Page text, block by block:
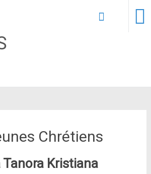
Chrétiens
Tanora Kristiana